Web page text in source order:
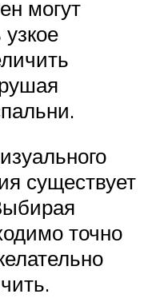
могут
существует
точно